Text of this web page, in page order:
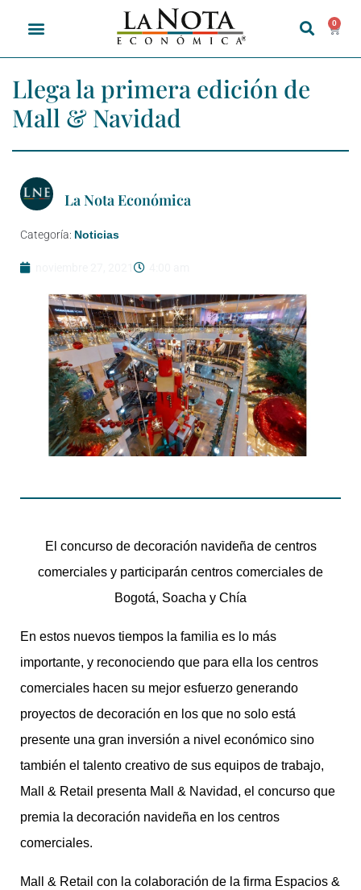
0
Llega la primera edición de
Mall & Navidad
La Nota Económica
Categoría: Noticias
El concurso de decoración navideña de centros
comerciales y participarán centros comerciales de
Bogotá, Soacha y Chía
En estos nuevos tiempos la familia es lo más
importante, y reconociendo que para ella los centros
comerciales hacen su mejor esfuerzo generando
proyectos de decoración en los que no solo está
presente una gran inversión a nivel económico sino
también el talento creativo de sus equipos de trabajo,
Mall & Retail presenta Mall & Navidad, el concurso que
premia la decoración navideña en los centros
comerciales.
Mall & Retail con la colaboración de la firma Espacios &